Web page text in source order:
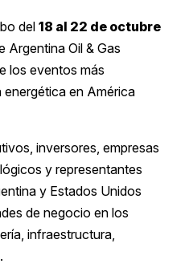
del 18 al 22 de octubre
Argentina Oil & Gas
los eventos más
energética en América
inversores, empresas
y representantes
y Estados Unidos
de negocio en los
infraestructura,